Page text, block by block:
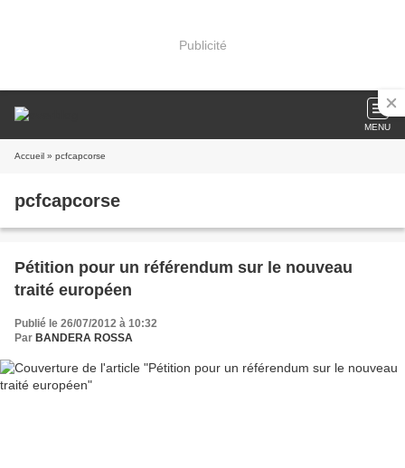
Publicité
MENU
Accueil » pcfcapcorse
pcfcapcorse
Pétition pour un référendum sur le nouveau
traité européen
Publié le 26/07/2012 à 10:32
Par BANDERA ROSSA